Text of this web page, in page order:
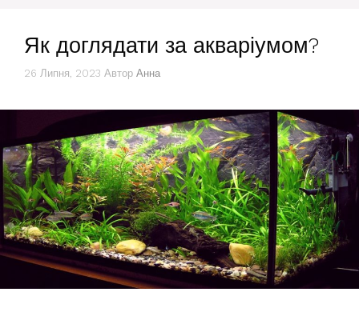
Як доглядати за акваріумом?
26 Липня, 2023 Автор Анна